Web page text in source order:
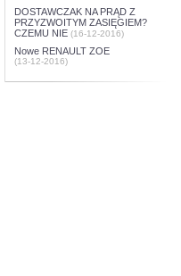
DOSTAWCZAK NA PRĄD Z
PRZYZWOITYM ZASIĘGIEM?
CZEMU NIE (16-12-2016)
Nowe RENAULT ZOE
(13-12-2016)